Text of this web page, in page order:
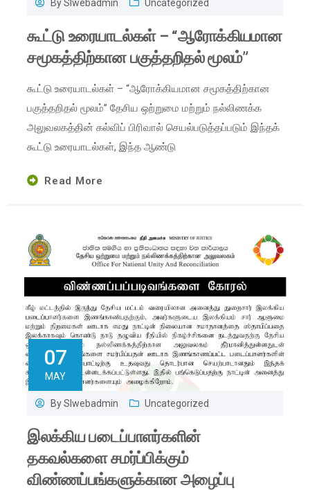
BySlwebadmin Uncategorized
கூட்டு உரையாடல்கள் – “ஆரோக்கியமான
சமூகத்திற்கான பகுத்தறிதல் மூலம்”
கூட்டு உரையாடல்கள் – “ஆரோக்கியமான சமூகத்திற்கான
பகுத்தறிதல் மூலம்” தேசிய ஒற்றுமை மற்றும் நல்லிணக்க
அலுவலகத்தின் கல்விப் பிரிவால் செயல்படுத்தப்படும் இந்தக்
கூட்டு உரையாடல்கள், இந்த ஆண்டு
Read More
07
MAY
BySlwebadmin Uncategorized
இலக்கிய படைப்பாளர்களின்
தகவல்களை சமர்ப்பிக்கும்
விண்ணப்பங்களுக்கான அழைப்பு